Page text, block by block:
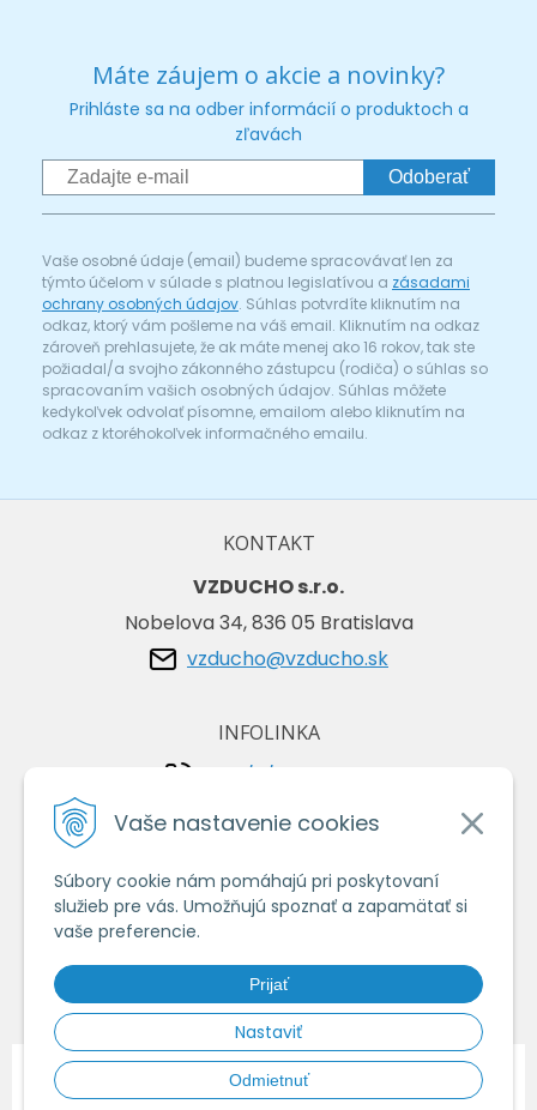
Vaše nastavenie cookies
Súbory cookie nám pomáhajú pri poskytovaní
služieb pre vás. Umožňujú spoznať a zapamätať si
vaše preferencie.
Prijať
Nastaviť
Odmietnuť
Máte záujem o akcie a novinky?
Prihláste sa na odber informácií o produktoch a
zľavách
Odoberať
Vaše osobné údaje (email) budeme spracovávať len za
týmto účelom v súlade s platnou legislatívou a zásadami
ochrany osobných údajov. Súhlas potvrdíte kliknutím na
odkaz, ktorý vám pošleme na váš email. Kliknutím na odkaz
zároveň prehlasujete, že ak máte menej ako 16 rokov, tak ste
požiadal/a svojho zákonného zástupcu (rodiča) o súhlas so
spracovaním vašich osobných údajov. Súhlas môžete
kedykoľvek odvolať písomne, emailom alebo kliknutím na
odkaz z ktoréhokoľvek informačného emailu.
KONTAKT
VZDUCHO s.r.o.
Nobelova 34, 836 05 Bratislava
vzducho@vzducho.sk
INFOLINKA
+421/2/4464 0134
+421/903 729 042
VŠETKO O NÁKUPE
Obchodné podmienky
Ochrana osobných údajov
Ako nakupovať
© 2026 Vzduchoshop.sk - Váš obchod so vzduchotechnikou •
tvorba